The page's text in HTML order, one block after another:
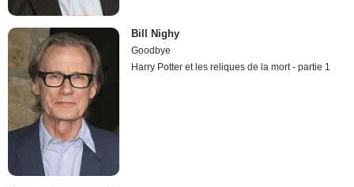
Bill Nighy
Goodbye
Harry Potter et les reliques de la mort - partie 1